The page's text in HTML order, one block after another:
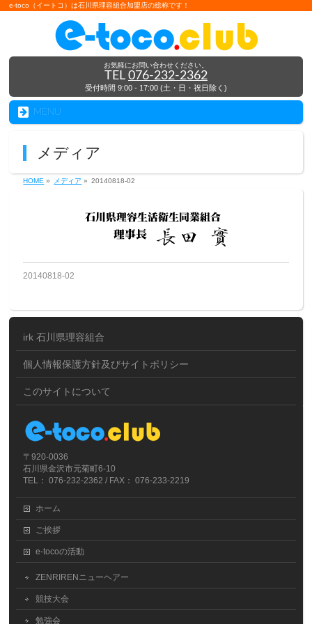
e-toco（イートコ）は石川県理容組合加盟店の総称です！
お気軽にお問い合わせください。
TEL 076-232-2362
受付時間 9:00 - 17:00 (土・日・祝日除く)
MENU
メディア
HOME » メディア » 20140818-02
20140818-02
irk 石川県理容組合
個人情報保護方針及びサイトポリシー
このサイトについて
〒920-0036
石川県金沢市元菊町6-10
TEL： 076-232-2362 / FAX： 076-233-2219
ホーム
ご挨拶
e-tocoの活動
ZENRIRENニューヘアー
競技大会
勉強会